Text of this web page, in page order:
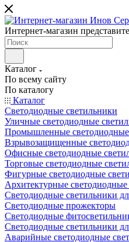
Интернет-магазин
Каталог
По всему сайту
По каталогу
Каталог
Светодиодные светильники
Уличные светодиодные
Промышленные светодиодные
Взрывозащищенные
Офисные светодиодные
Торговые светодиодные
Фигурные светодиодные
Архитектурные светодиодные
Светодиодные светильники
Светодиодные прожекторы
Светодиодные
Светодиодные светильники
Аварийные светодиодные